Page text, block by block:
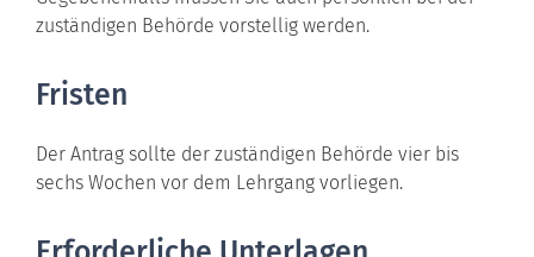
zuständigen Behörde vorstellig werden.
Fristen
Der Antrag sollte der zuständigen Behörde vier bis
sechs Wochen vor dem Lehrgang vorliegen.